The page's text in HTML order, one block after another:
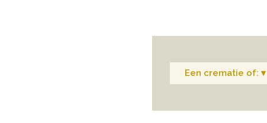
Een crematie of: ▾